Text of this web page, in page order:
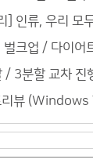
] 인류, 우리 모
벌크업 / 다이어
/ 3분할 교차
뷰 (Windows